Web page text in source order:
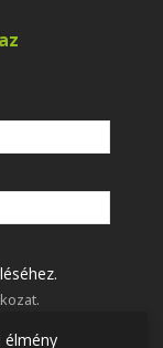
.
élmény